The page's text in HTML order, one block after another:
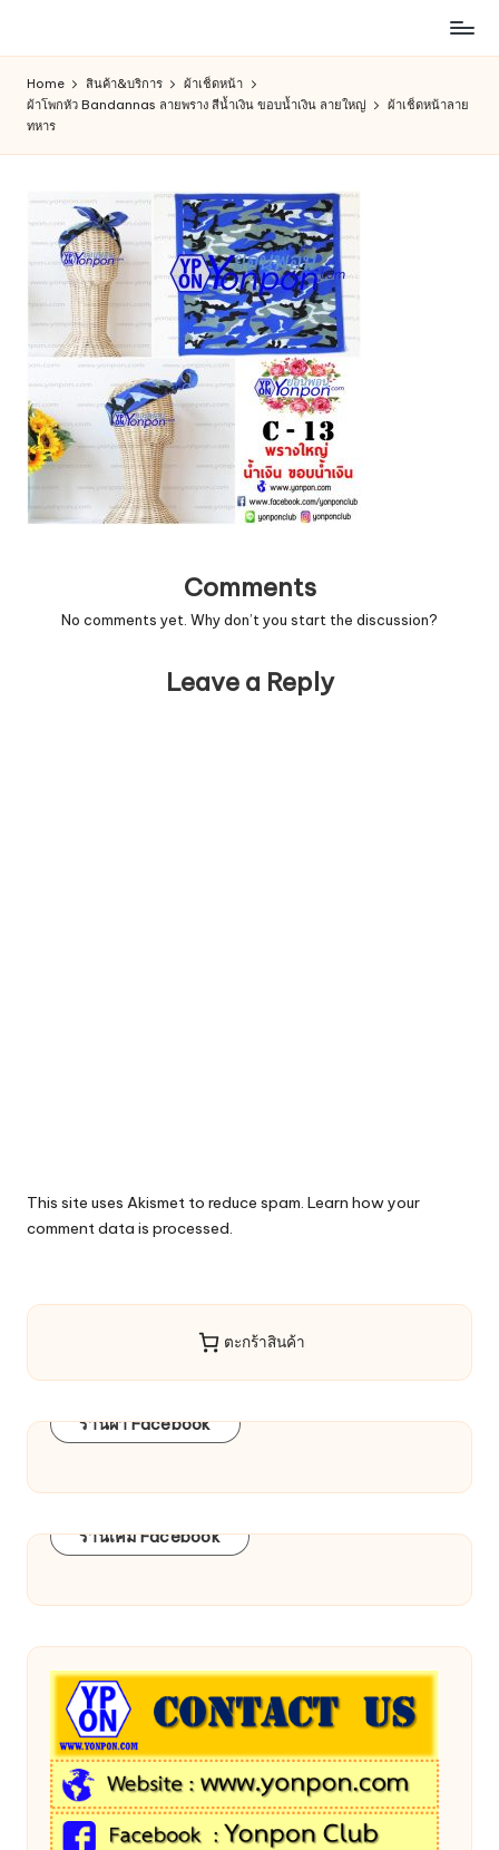
content
สินค้า
ออนไลน์
รัก
การ
ช็อป
Home สินค้า&บริการ
ผ้าเช็ดหน้า
ผ้าโพกหัว Bandannas ลายพราง สีน้ำเงิน ขอบน้ำเงิน ลายใหญ่
ผ้าเช็ดหน้าลาย
ทหาร
Comments
No comments yet. Why don’t you start the discussion?
Leave a Reply
This site uses Akismet to reduce spam. Learn how your
comment data is processed.
ตะกร้าสินค้า
ร้านผ้า Facebook
ร้านเคมี Facebook